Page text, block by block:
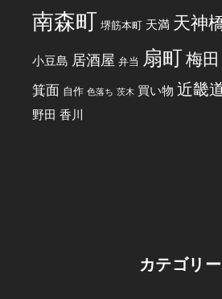
南森町 堺筋本町 天満 天神
小豆島 居酒屋 弁当 扇町梅田
箕面 自作 色落ち 茨木 買い物 近畿
野田 香川
カテゴリー